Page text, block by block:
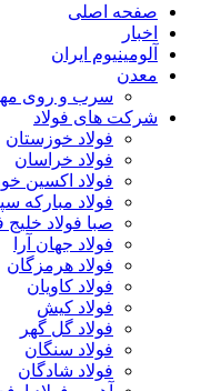
صفحه اصلی
اخبار
آلومینیوم ایران
معدن
سرب و روی
شرکت های فولاد
فولاد خوزستان
فولاد خراسان
فولاد اکسین
فولاد مبارکه
صبا فولاد
فولاد جهان آرا
فولاد هرمزگان
فولاد کاویان
فولاد کیش
فولاد گل گهر
فولاد سنگان
فولاد شادگان